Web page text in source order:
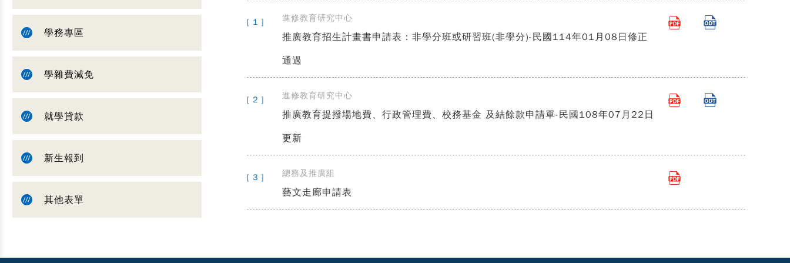
學務專區
學雜費減免
就學貸款
新生報到
其他表單
[ 1 ] 進修教育研究中心
推廣教育招生計畫書申請表：非學分班或研習班(非學分)-民國114年01月08日修正
通過
[ 2 ] 進修教育研究中心
推廣教育提撥場地費、行政管理費、校務基金 及結餘款申請單-民國108年07月22日
更新
[ 3 ] 總務及推廣組
藝文走廊申請表